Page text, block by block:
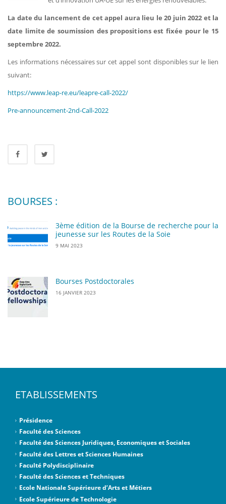
La date du lancement de cet appel aura lieu le 20 juin 2022 et la
date limite de soumission des propositions est fixée pour le 15
septembre 2022.
Les informations nécessaires sur cet appel sont disponibles sur le lien
suivant:
https://www.leap-re.eu/leapre-call-2022/
Pre-announcement-2nd-Call-2022
BOURSES :
3ème édition de la Bourse de recherche pour la
jeunesse sur les Routes de la Soie
9 MAI 2023
Bourses Postdoctorales
16 JANVIER 2023
ETABLISSEMENTS
Présidence
Faculté des Sciences
Faculté des Sciences Juridiques, Economiques et Sociales
Faculté des Lettres et Sciences Humaines
Faculté Polydisciplinaire
Faculté des Sciences et Techniques
Ecole Nationale Supérieure d’Arts et Métiers
Ecole Supérieure de Technologie